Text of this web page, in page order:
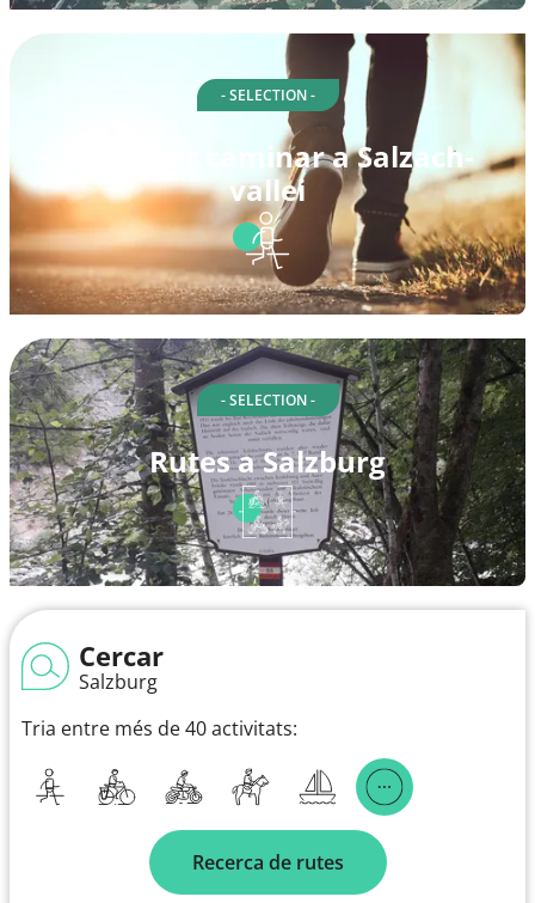
- SELECTION -
Rutes per caminar a Salzach-
vallei
- SELECTION -
Rutes a Salzburg
Cercar
Salzburg
Tria entre més de 40 activitats:
Recerca de rutes